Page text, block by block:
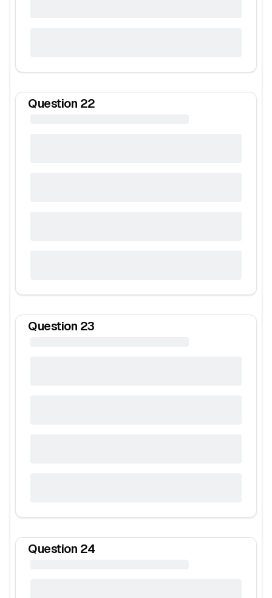
Question 22
Question 23
Question 24